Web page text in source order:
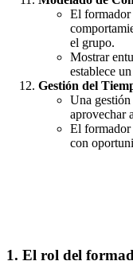
El formador
el grupo.
Mostrar
establece
Gestión del
Una
aprovechar
El formador
con
1. El rol del